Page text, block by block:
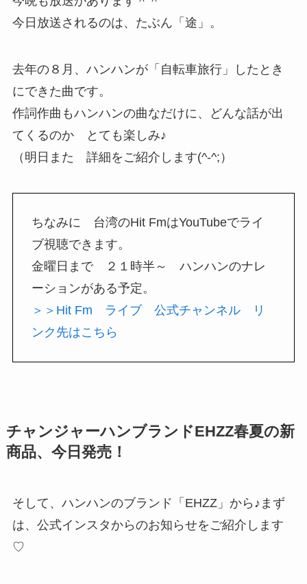
今日放送されるのは、たぶん「途」。
去年の８月、ハンハンが「自転車旅行」したとき
にできた曲です。
作詞作曲もハンハンの曲なだけに、どんな話が出
てくるのか とても楽しみ♪
（明日また 詳細をご紹介します(^-^;）
ちなみに 台湾のHit FmはYouTubeでライ
ブ視聴できます。
金曜日まで ２１時半～ ハンハンのナレ
ーションがある予定。
＞＞Hit Fm ライブ 公式チャンネル リ
ンク先はこちら
チャンジャーハンブランドEHZZ春夏の新
商品、今日発売！
そして、ハンハンのブランド「EHZZ」から♪まず
は、公式インスタからのお知らせをご紹介します
♡